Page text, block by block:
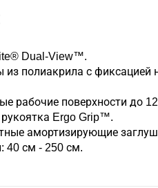
Dual-View™.
из полиакрила с фиксацией
рабочие поверхности до
Ergo Grip™.
амортизирующие
40 см - 250 см.